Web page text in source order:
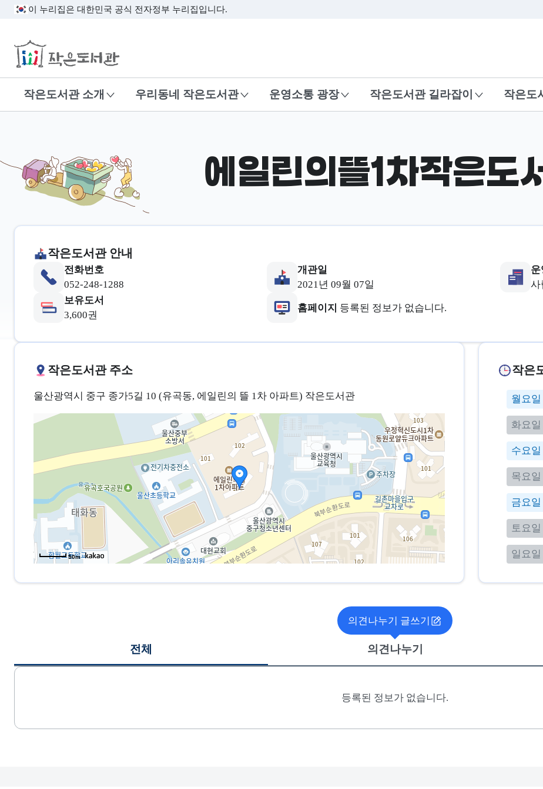
이 누리집은 대한민국 공식 전자정부 누리집입니다.
작은도서관
작은도서관 소개 우리동네 작은도서관 운영소통 광장 작은도서관 길라잡이 작은도
에일린의뜰1차작은도
작은도서관 안내
전화번호
052-248-1288
개관일
2021년 09월 07일
운
사
보유도서
3,600권
홈페이지 등록된 정보가 없습니다.
작은도서관 주소
울산광역시 중구 종가5길 10 (유곡동, 에일린의 뜰 1차 아파트) 작은도서관
50m
작은
월요일
화요일
수요일
목요일
금요일
토요일
일요일
의견나누기 글쓰기
전체 의견나누기
게시글 목록
등록된 정보가 없습니다.